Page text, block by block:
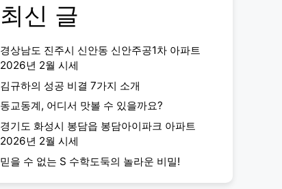
최신 글
경상남도 진주시 신안동 신안주공1차 아파트
2026년 2월 시세
김규하의 성공 비결 7가지 소개
동교동계, 어디서 맛볼 수 있을까요?
경기도 화성시 봉담읍 봉담아이파크 아파트
2026년 2월 시세
믿을 수 없는 S 수학도둑의 놀라운 비밀!